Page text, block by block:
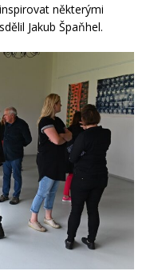
některými
Jakub Špaňhel.